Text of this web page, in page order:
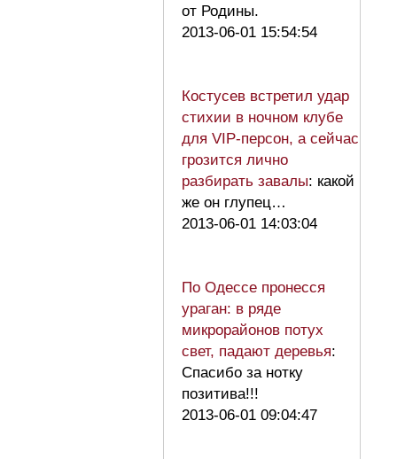
от Родины.
2013-06-01 15:54:54
Костусев встретил удар
стихии в ночном клубе
для VIP-персон, а сейчас
грозится лично
разбирать завалы: какой
же он глупец…
2013-06-01 14:03:04
По Одессе пронесся
ураган: в ряде
микрорайонов потух
свет, падают деревья:
Спасибо за нотку
позитива!!!
2013-06-01 09:04:47